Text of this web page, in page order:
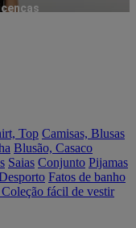
Top Camisas, Blusas
Blusão, Casaco
Saias Conjunto Pijamas
Fatos de banho
Coleção fácil de vestir